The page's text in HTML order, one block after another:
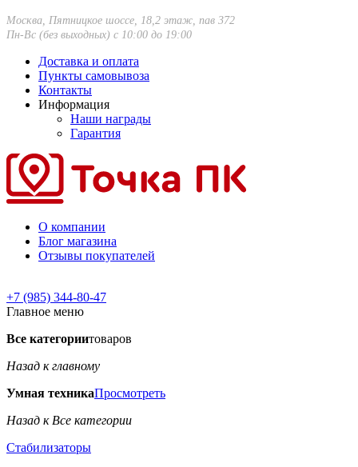
Москва, Пятницкое шоссе, 18,2 этаж, пав 372
Пн-Вс (без выходных) с 10:00 до 19:00
Доставка и оплата
Пункты самовывоза
Контакты
Информация
Наши награды
Гарантия
О компании
Блог магазина
Отзывы покупателей
+7 (985) 344-80-47
Главное меню
Все категориитоваров
Назад к главному
Умная техникаПросмотреть
Назад к Все категории
Стабилизаторы